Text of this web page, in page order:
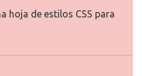
hoja de estilos CSS para